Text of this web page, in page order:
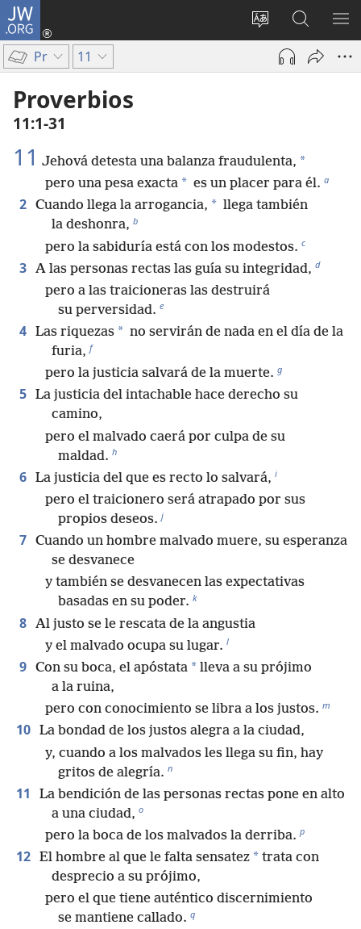
JW.ORG
Cambiar
idioma
del sitio
Iniciar
sesión
en
jw.org
Pr 11
Proverbios
11:1-31
11 Jehová detesta una balanza fraudulenta, *
pero una pesa exacta * es un placer para él. a
2 Cuando llega la arrogancia, * llega también
la deshonra, b
pero la sabiduría está con los modestos. c
3 A las personas rectas las guía su integridad, d
pero a las traicioneras las destruirá
su perversidad. e
4 Las riquezas * no servirán de nada en el día de la
furia, f
pero la justicia salvará de la muerte. g
5 La justicia del intachable hace derecho su
camino,
pero el malvado caerá por culpa de su
maldad. h
6 La justicia del que es recto lo salvará, i
pero el traicionero será atrapado por sus
propios deseos. j
7 Cuando un hombre malvado muere, su esperanza
se desvanece
y también se desvanecen las expectativas
basadas en su poder. k
8 Al justo se le rescata de la angustia
y el malvado ocupa su lugar. l
9 Con su boca, el apóstata * lleva a su prójimo
a la ruina,
pero con conocimiento se libra a los justos. m
10 La bondad de los justos alegra a la ciudad,
y, cuando a los malvados les llega su fin, hay
gritos de alegría. n
11
La bendición de las personas rectas pone en alto
a una ciudad, o
pero la boca de los malvados la derriba. p
12 El hombre al que le falta sensatez * trata con
desprecio a su prójimo,
pero el que tiene auténtico discernimiento
se mantiene callado. q